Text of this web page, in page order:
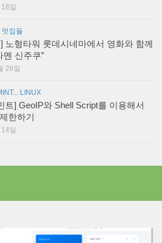
일
집들
노형타워 롯데시네마에서 영화와 함께
멘 신주쿠”
26일
LINUX
트] GeoIP와 Shell Script를 이용해서
한하기
일